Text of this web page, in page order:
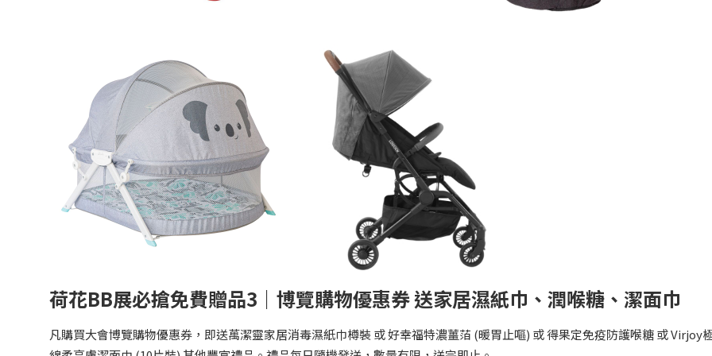
荷花BB展必搶免費贈品3｜博覽購物優惠券 送家居濕紙巾、潤喉糖、潔面巾
凡購買大會博覽購物優惠券，即送萬潔靈家居消毒濕紙巾樽裝 或 好幸福特濃薑萡 (暖胃止嘔) 或 得果定免疫防護喉糖 或 Virjoy